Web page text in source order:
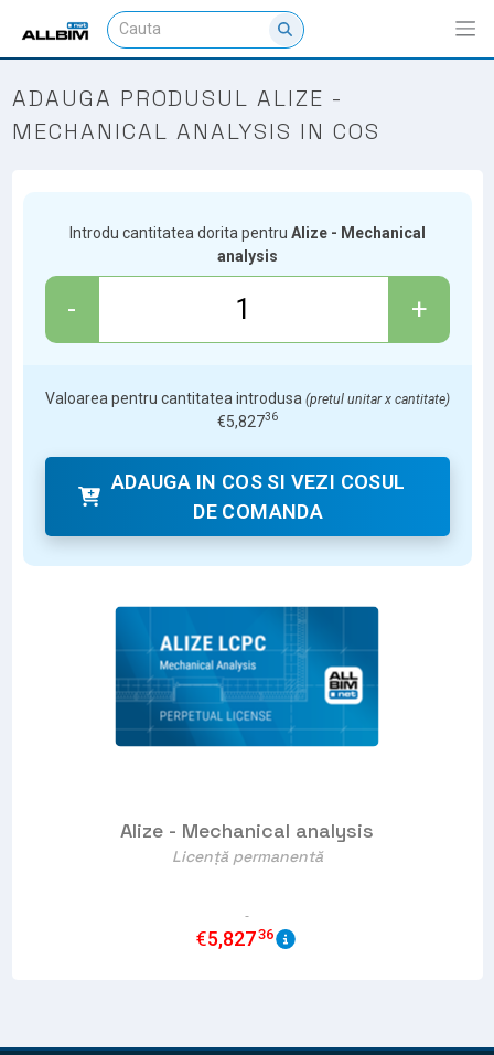
ADAUGA PRODUSUL ALIZE -
MECHANICAL ANALYSIS IN COS
Introdu cantitatea dorita pentru Alize - Mechanical
analysis
- +
Valoarea pentru cantitatea introdusa (pretul unitar x cantitate)
€5,82736
ADAUGA IN COS SI VEZI COSUL
DE COMANDA
Alize - Mechanical analysis
Licență permanentă
€5,82736